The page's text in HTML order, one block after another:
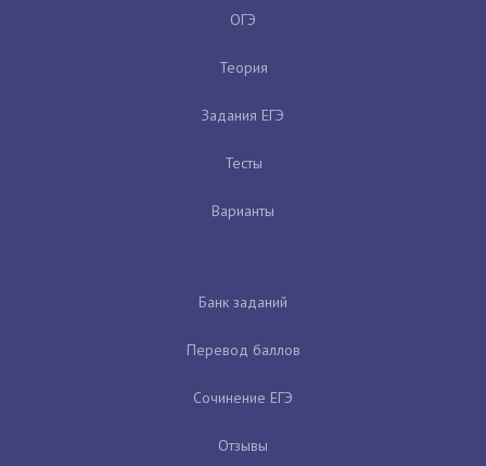
ОГЭ
Теория
Задания ЕГЭ
Тесты
Варианты
Банк заданий
Перевод баллов
Сочинение ЕГЭ
Отзывы